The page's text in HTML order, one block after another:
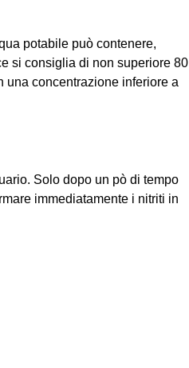
potabile può contenere,
si consiglia di non superiore 80
una concentrazione inferiore a
Solo dopo un pò di tempo
immediatamente i nitriti in